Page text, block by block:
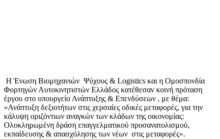
Η Ένωση Βιομηχανιών Ψύχους & Logistics και η Ομοσπονδία
Φορτηγών Αυτοκινητιστών Ελλάδος κατέθεσαν κοινή πρόταση
έργου στο υπουργείο Ανάπτυξης & Επενδύσεων , με θέμα:
«Ανάπτυξη δεξιοτήτων στις χερσαίες οδικές μεταφορές, για την
κάλυψη οριζόντιων αναγκών των κλάδων της οικονομίας:
Ολοκληρωμένη δράση επαγγελματικού προσανατολισμού,
εκπαίδευσης & απασχόλησης των νέων στις μεταφορές».